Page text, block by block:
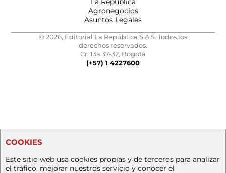
Agronegocios
Asuntos Legales
© 2026, Editorial La República S.A.S. Todos los
derechos reservados.
Cr. 13a 37-32, Bogotá
(+57) 1 4227600
COOKIES
Este sitio web usa cookies propias y de terceros para analizar
el tráfico, mejorar nuestros servicio y conocer el